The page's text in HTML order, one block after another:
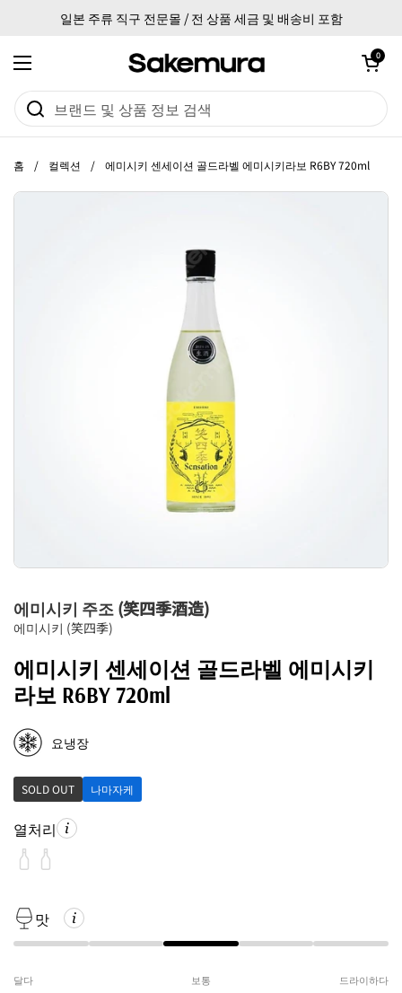
일본 주류 직구 전문몰 / 전 상품 세금 및 배송비 포함
메뉴 열기
카트 열기
0
홈 / 컬렉션 / 에미시키 센세이션 골드라벨 에미시키라보 R6BY 720ml
에미시키 주조 (笑四季酒造)
에미시키 (笑四季)
에미시키 센세이션 골드라벨 에미시키
라보 R6BY 720ml
요냉장
SOLD OUT 나마자케
열처리
맛
달다 보통 드라이하다